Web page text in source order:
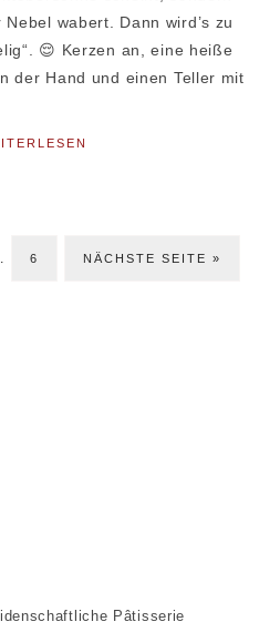
wabert. Dann wird’s zu
😌 Kerzen an, eine heiße
der Hand und einen Teller mit
SEITE
6 JETZT
NÄCHSTE SEITE »
Pâtisserie